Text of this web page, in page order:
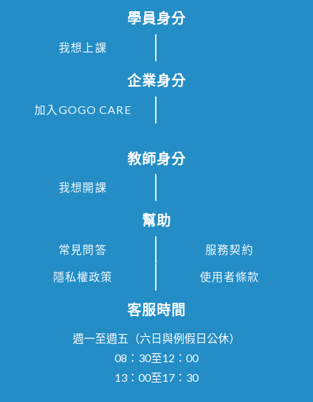
契約審閱期間及當事人基本資
您已審閱本契約全部條款
內容超過 3 日以上。
您，即於本平台經下列程
序與本平台成功締約者
（以下簡稱「學員」），
個人資料及已購課程清單
詳細皆載明於您的學員頁
面。
知多思科技股份有限公司
GOGO CARE
人：謝汶宜
營業所地址：40348臺中
市烏日區烏日里新興路
136號1樓
學員身分
我想上課
企業身分
加入GOGO CARE
教師身分
我想開課
幫助
常見問答 服務契約
隱私權政策 使用者條款
客服時間
週一至週五（六日與例假日公休）
08：30至12：00
13：00至17：30